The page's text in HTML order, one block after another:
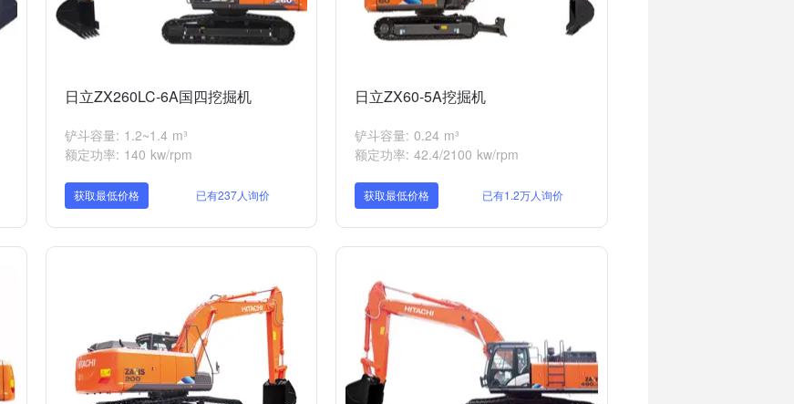
日立ZX260LC-6A国四挖掘机
铲斗容量: 1.2~1.4 m³
额定功率: 140 kw/rpm
获取最低价格 已有237人询价
日立ZX60-5A挖掘机
铲斗容量: 0.24 m³
额定功率: 42.4/2100 kw/rpm
获取最低价格 已有1.2万人询价